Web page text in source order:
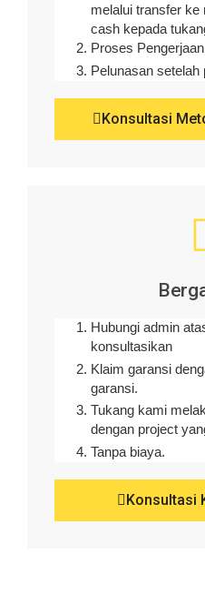
melalui transfer ke
cash kepada
Proses
Pelunasan setelah
Konsultasi
Hubungi admin
konsultasikan
Klaim garansi
garansi.
Tukang kami
dengan project
Tanpa biaya.
Konsultasi